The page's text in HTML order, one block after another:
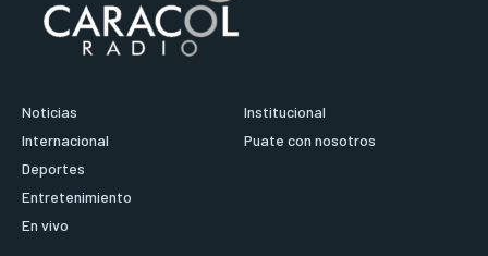
Noticias
Internacional
Deportes
Entretenimiento
En vivo
Institucional
Puate con nosotros